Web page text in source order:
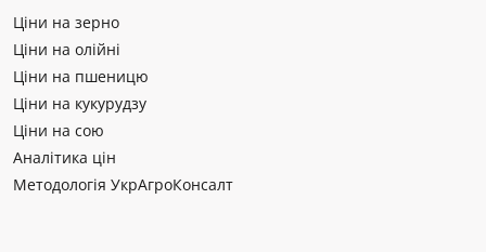
Ціни на зерно
Ціни на олійні
Ціни на пшеницю
Ціни на кукурудзу
Ціни на сою
Аналітика цін
Методологія УкрАгроКонсалт